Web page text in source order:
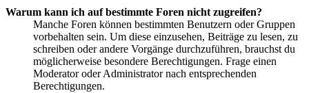
Warum kann ich auf bestimmte Foren nicht zugreifen?
Manche Foren können bestimmten Benutzern oder Gruppen
vorbehalten sein. Um diese einzusehen, Beiträge zu lesen, zu
schreiben oder andere Vorgänge durchzuführen, brauchst du
möglicherweise besondere Berechtigungen. Frage einen
Moderator oder Administrator nach entsprechenden
Berechtigungen.